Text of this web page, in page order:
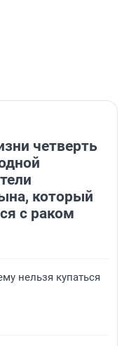
четверть
который
с раком
нельзя купаться